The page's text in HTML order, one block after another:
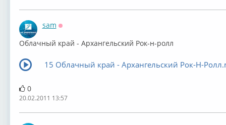
sam
Облачный край - Архангельский Рок-н-ролл
15 Облачный край - Архангельский Рок-Н-
0
20.02.2011 13:57